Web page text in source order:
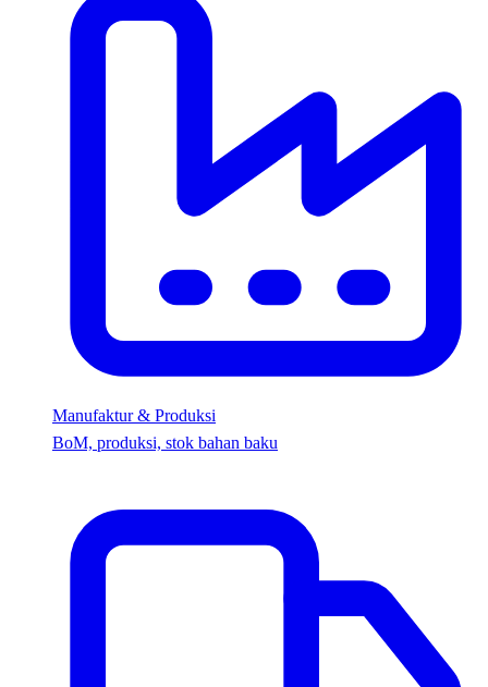
Manufaktur & Produksi
BoM, produksi, stok bahan baku